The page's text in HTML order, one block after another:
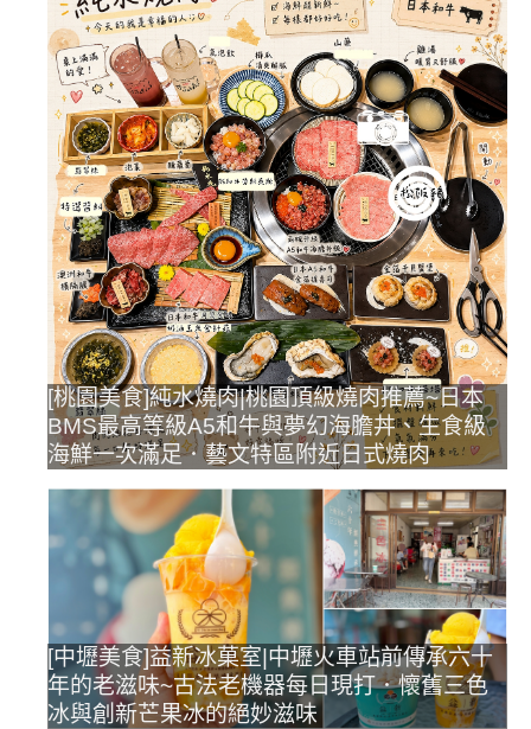
[桃園美食]純水燒肉|桃園頂級燒肉推薦~日本
BMS最高等級A5和牛與夢幻海膽丼、生食級
海鮮一次滿足．藝文特區附近日式燒肉
[中壢美食]益新冰菓室|中壢火車站前傳承六十
年的老滋味~古法老機器每日現打．懷舊三色
冰與創新芒果冰的絕妙滋味